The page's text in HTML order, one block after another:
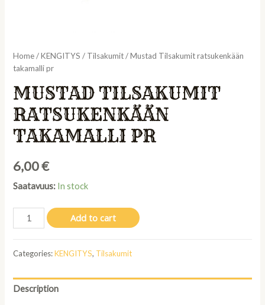
Home/KENGITYS / Tilsakumit/ Mustad Tilsakumit ratsukenkään
takamalli pr
MUSTAD TILSAKUMIT
RATSUKENKÄÄN
TAKAMALLI PR
6,00€
Saatavuus: In stock
Mustad
Tilsakumit
takamalli
quantity
Add to cart
Categories:KENGITYS, Tilsakumit
Description